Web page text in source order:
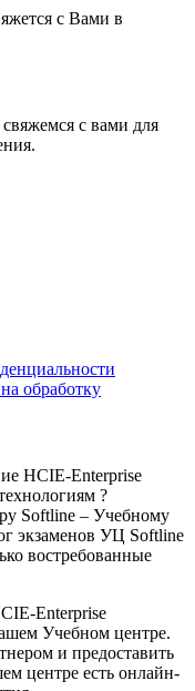
с Вами в
с вами для
обработку
HCIE-Enterprise
?
Softline – Учебному
экзаменов УЦ Softline
востребованные
Enterprise
Учебном центре.
и предоставить
центре есть онлайн-